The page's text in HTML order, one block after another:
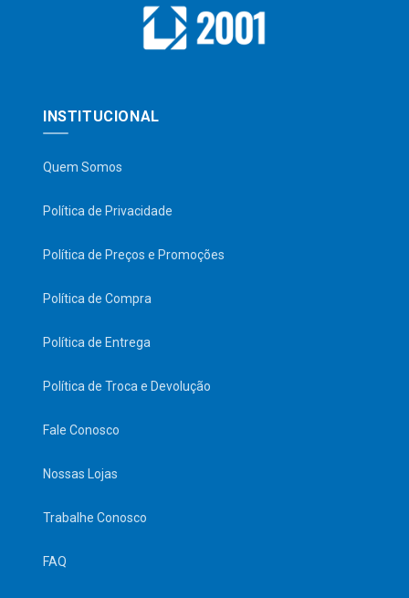
INSTITUCIONAL
Quem Somos
Política de Privacidade
Política de Preços e Promoções
Política de Compra
Política de Entrega
Política de Troca e Devolução
Fale Conosco
Nossas Lojas
Trabalhe Conosco
FAQ